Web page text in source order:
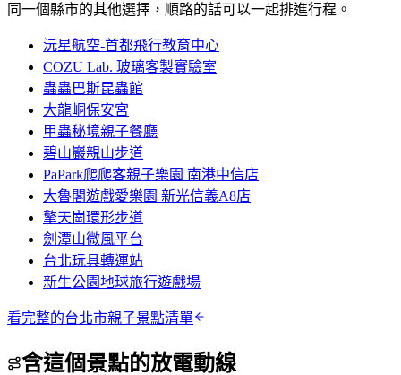
同一個縣市的其他選擇，順路的話可以一起排進行程。
沅星航空-首都飛行教育中心
COZU Lab. 玻璃客製實驗室
蟲蟲巴斯昆蟲館
大龍峒保安宮
甲蟲秘境親子餐廳
碧山巖親山步道
PaPark爬爬客親子樂園 南港中信店
大魯閣遊戲愛樂園 新光信義A8店
擎天崗環形步道
劍潭山微風平台
台北玩具轉運站
新生公園地球旅行遊戲場
看完整的台北市親子景點清單
含這個景點的放電動線